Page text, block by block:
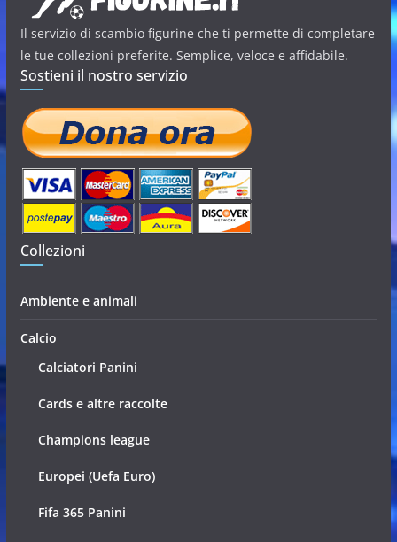
Il servizio di scambio figurine che ti permette di completare
le tue collezioni preferite. Semplice, veloce e affidabile.
Sostieni il nostro servizio
Collezioni
Ambiente e animali
Calcio
Calciatori Panini
Cards e altre raccolte
Champions league
Europei (Uefa Euro)
Fifa 365 Panini